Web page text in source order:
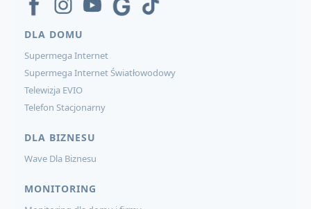
DLA DOMU
Supermega Internet
Supermega Internet Światłowodowy
Telewizja EVIO
Telefon Stacjonarny
DLA BIZNESU
Wave Dla Biznesu
MONITORING